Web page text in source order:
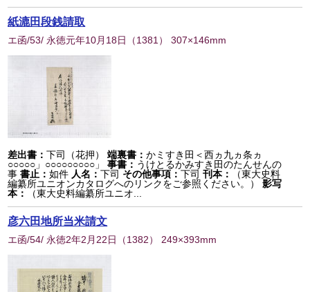
紙漉田段銭請取
エ函/53/ 永徳元年10月18日 （1381 ） 307×146mm
差出書：下司（花押） 端裏書：かミすき田＜西ヵ九ヵ条ヵ
○○○○○」○○○○○○○○○」
事書： うけとるかみすき田のたんせんの
事書止：如件 人名：下司 その他事項：下司刊本：
（東大史料
編纂所ユニオンカタログへのリンクをご参照ください。）
影写
本：
（東大史料編纂所ユニオ...
彦六田地所当米請文
エ函/54/ 永徳2年2月22日 （1382） 249×393mm